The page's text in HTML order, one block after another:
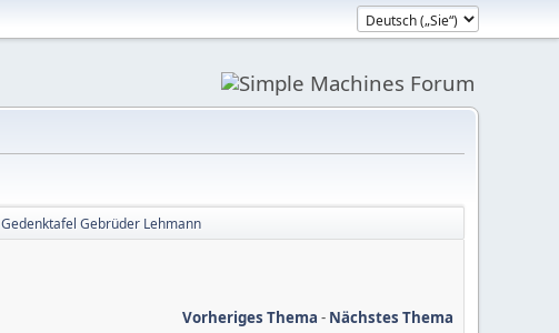
Gedenktafel Gebrüder Lehmann
Vorheriges Thema - Nächstes Thema